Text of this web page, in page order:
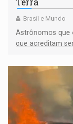
Terra
Brasil e Mundo
Astrônomos que
que acreditam
órbita